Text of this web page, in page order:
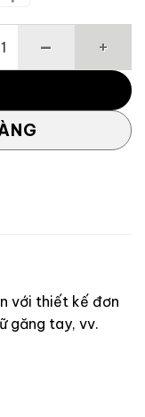
với thiết kế đơn
găng tay, vv.